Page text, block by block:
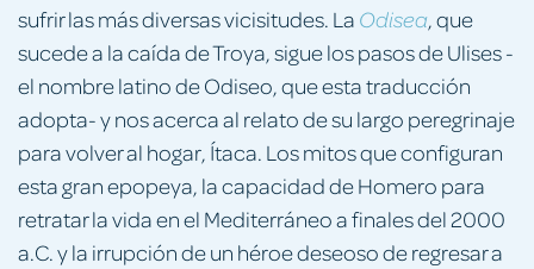
sufrir las más diversas vicisitudes. La Odisea, que
sucede a la caída de Troya, sigue los pasos de Ulises -
el nombre latino de Odiseo, que esta traducción
adopta- y nos acerca al relato de su largo peregrinaje
para volver al hogar, Ítaca. Los mitos que configuran
esta gran epopeya, la capacidad de Homero para
retratar la vida en el Mediterráneo a finales del 2000
a.C. y la irrupción de un héroe deseoso de regresar a